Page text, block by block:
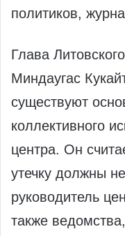
политиков,
Глава
Миндаугас
существуют
коллективного
центра. Он
утечку должны
руководитель
также